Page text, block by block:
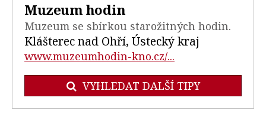
Muzeum hodin
Muzeum se sbírkou starožitných hodin.
Klášterec nad Ohří, Ústecký kraj
www.muzeumhodin-kno.cz/...
VYHLEDAT DALŠÍ TIPY